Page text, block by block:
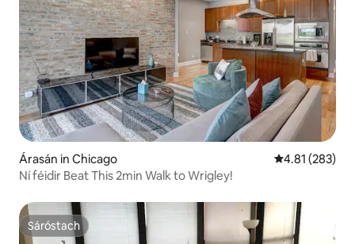
Árasán in Chicago Meánrátáil
4.81 (283)
Ní féidir Beat This 2min Walk to Wrigley!
Sáróstach
Sáróstach